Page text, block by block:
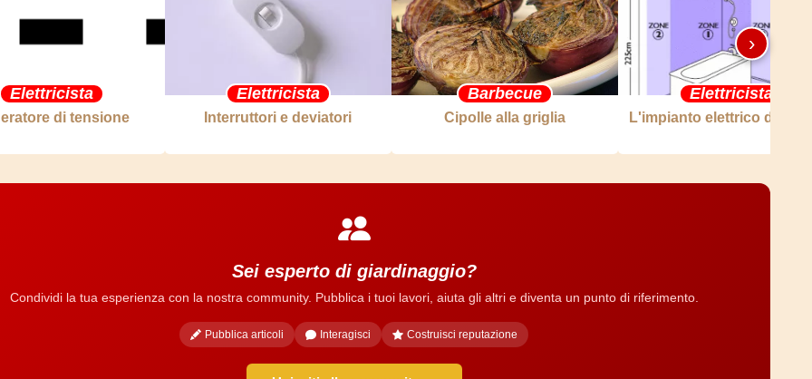
Elettricista
di tensione
Elettricista
Interruttori e deviatori
Barbecue
Cipolle alla griglia
Elettricista
L'impianto elettrico del
›
Sei esperto di giardinaggio?
Condividi la tua esperienza con la nostra community. Pubblica i tuoi lavori, aiuta gli altri e diventa un punto di riferimento.
Pubblica articoli Interagisci Costruisci reputazione